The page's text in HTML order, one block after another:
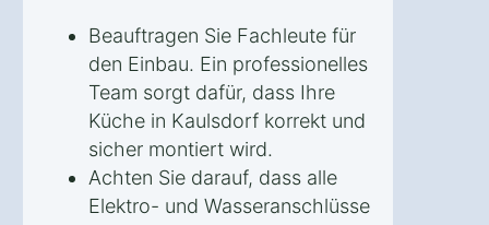
Beauftragen Sie Fachleute für
den Einbau. Ein professionelles
Team sorgt dafür, dass Ihre
Küche in Kaulsdorf korrekt und
sicher montiert wird.
Achten Sie darauf, dass alle
Elektro- und Wasseranschlüsse